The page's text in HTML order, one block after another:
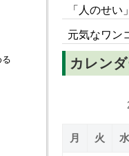
「人のせい
元気なワン
カレン
月 火 水